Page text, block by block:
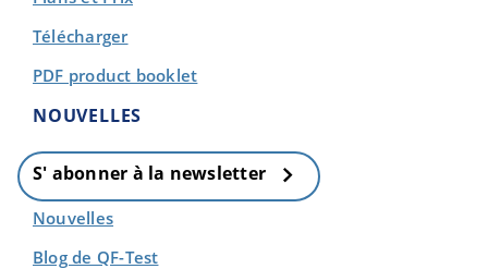
Télécharger
PDF product booklet
NOUVELLES
S' abonner à la newsletter
Nouvelles
Blog de QF-Test